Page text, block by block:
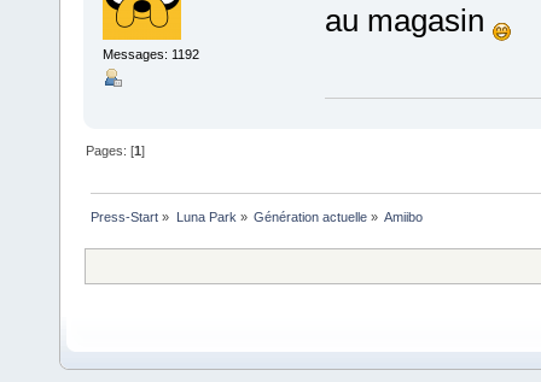
Messages: 1192
au magasin
Pages: [1]
Press-Start » Luna Park » Génération actuelle» Amiibo